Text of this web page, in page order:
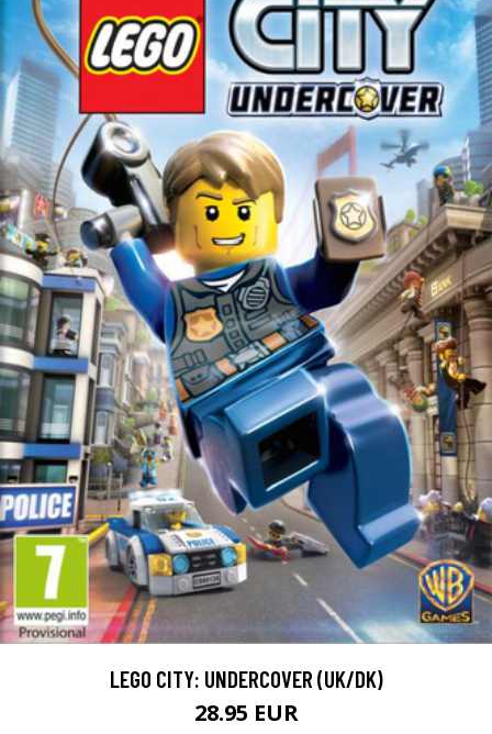
LEGO CITY: UNDERCOVER (UK/DK)
28.95 EUR